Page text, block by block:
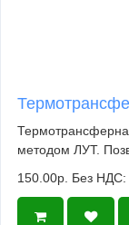
методом ЛУТ.
150.00р. Без НДС: